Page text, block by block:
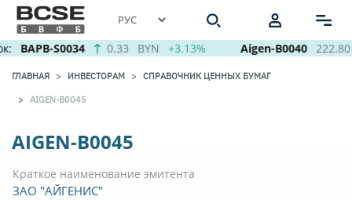
BAPB-S0034 0.33 BYN +3.13% Aigen-B0040 222.80
ГЛАВНАЯ ИНВЕСТОРАМ СПРАВОЧНИК ЦЕННЫХ БУМАГ
AIGEN-B0045
AIGEN-B0045
Краткое наименование эмитента
ЗАО "АЙГЕНИС"